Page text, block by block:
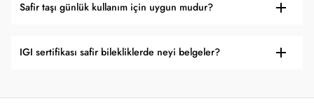
Safir taşı günlük kullanım için uygun mudur?
IGI sertifikası safir bilekliklerde neyi belgeler?